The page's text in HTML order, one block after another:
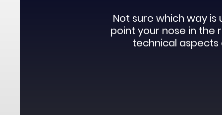
Not sure which way
point your nose in the
technical aspects